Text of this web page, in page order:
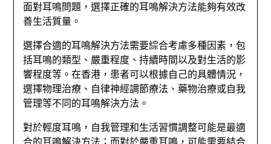
面對耳鳴問題，選擇正確的耳鳴解決方法能夠有效改
善生活質量。
選擇合適的耳鳴解決方法需要綜合考慮多種因素，包
括耳鳴的類型、嚴重程度、持續時間以及對生活的影
響程度等。在香港，患者可以根據自己的具體情況，
選擇物理治療、自律神經調節療法、藥物治療或自我
管理等不同的耳鳴解決方法。
對於輕度耳鳴，自我管理和生活習慣調整可能是最適